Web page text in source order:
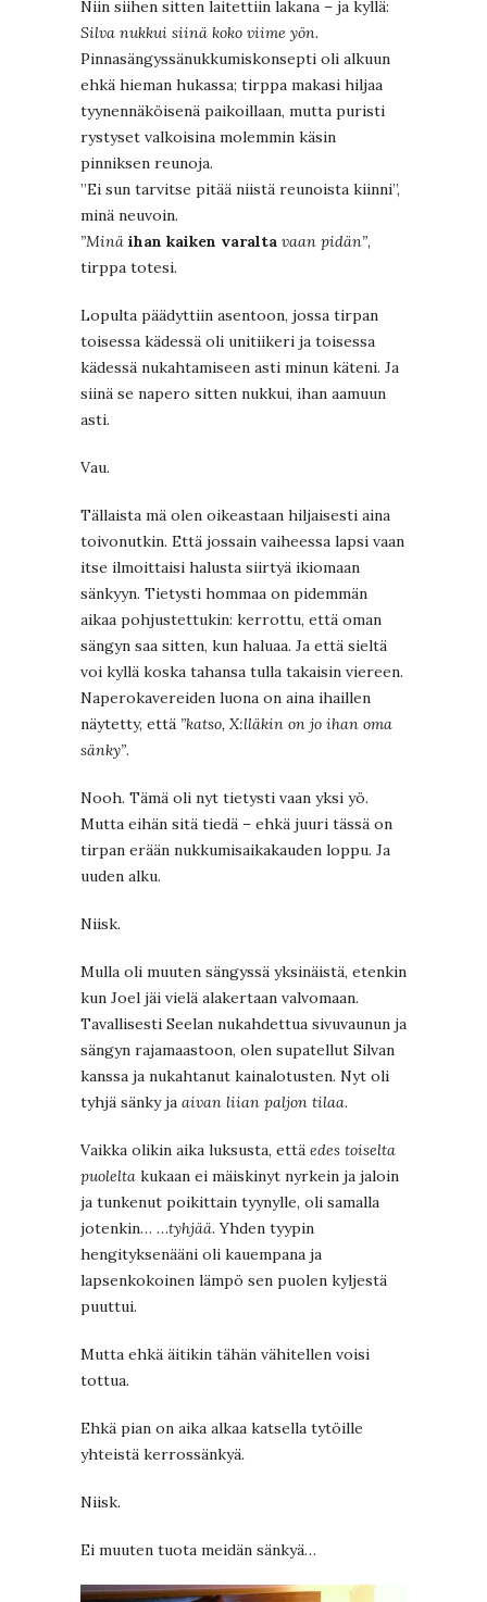
Niin siihen sitten laitettiin lakana – ja kyllä:
Silva nukkui siinä koko viime yön.
Pinnasängyssänukkumiskonsepti oli alkuun
ehkä hieman hukassa; tirppa makasi hiljaa
tyynennäköisenä paikoillaan, mutta puristi
rystyset valkoisina molemmin käsin
pinniksen reunoja.
”Ei sun tarvitse pitää niistä reunoista kiinni”,
minä neuvoin.
”Minä ihan kaiken varalta vaan pidän”,
tirppa totesi.
Lopulta päädyttiin asentoon, jossa tirpan
toisessa kädessä oli unitiikeri ja toisessa
kädessä nukahtamiseen asti minun käteni. Ja
siinä se napero sitten nukkui, ihan aamuun
asti.
Vau.
Tällaista mä olen oikeastaan hiljaisesti aina
toivonutkin. Että jossain vaiheessa lapsi vaan
itse ilmoittaisi halusta siirtyä ikiomaan
sänkyyn. Tietysti hommaa on pidemmän
aikaa pohjustettukin: kerrottu, että oman
sängyn saa sitten, kun haluaa. Ja että sieltä
voi kyllä koska tahansa tulla takaisin viereen.
Naperokavereiden luona on aina ihaillen
näytetty, että ”katso, X:lläkin on jo ihan oma
sänky”.
Nooh. Tämä oli nyt tietysti vaan yksi yö.
Mutta eihän sitä tiedä – ehkä juuri tässä on
tirpan erään nukkumisaikakauden loppu. Ja
uuden alku.
Niisk.
Mulla oli muuten sängyssä yksinäistä, etenkin
kun Joel jäi vielä alakertaan valvomaan.
Tavallisesti Seelan nukahdettua sivuvaunun ja
sängyn rajamaastoon, olen supatellut Silvan
kanssa ja nukahtanut kainalotusten. Nyt oli
tyhjä sänky ja aivan liian paljon tilaa.
Vaikka olikin aika luksusta, että edes toiselta
puolelta kukaan ei mäiskinyt nyrkein ja jaloin
ja tunkenut poikittain tyynylle, oli samalla
jotenkin… …tyhjää. Yhden tyypin
hengityksenääni oli kauempana ja
lapsenkokoinen lämpö sen puolen kyljestä
puuttui.
Mutta ehkä äitikin tähän vähitellen voisi
tottua.
Ehkä pian on aika alkaa katsella tytöille
yhteistä kerrossänkyä.
Niisk.
Ei muuten tuota meidän sänkyä…